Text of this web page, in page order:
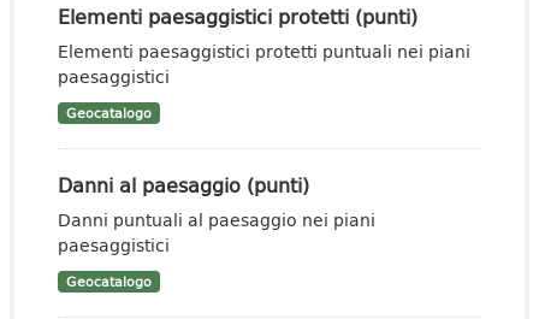
Elementi paesaggistici protetti (punti)
Elementi paesaggistici protetti puntuali nei piani
paesaggistici
Geocatalogo
Danni al paesaggio (punti)
Danni puntuali al paesaggio nei piani
paesaggistici
Geocatalogo